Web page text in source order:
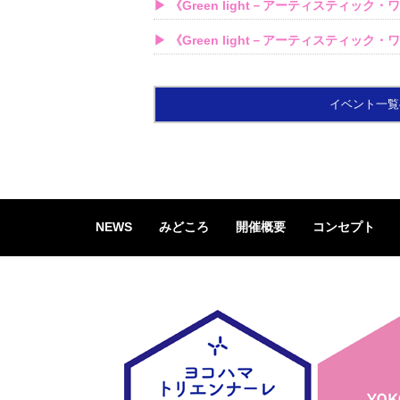
▶ 《Green light－アーティスティック・
▶ 《Green light－アーティスティック・
イベント一
NEWS みどころ 開催概要 コンセプト